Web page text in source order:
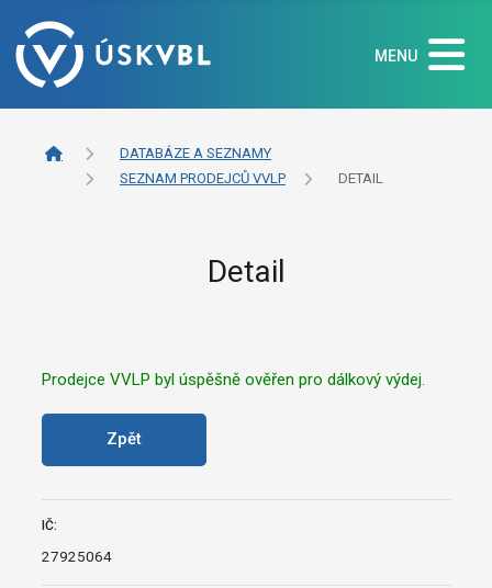
MENU
DATABÁZE A SEZNAMY
SEZNAM PRODEJCŮ VVLP
DETAIL
Detail
Prodejce VVLP byl úspěšně ověřen pro dálkový výdej.
Zpět
IČ:
27925064